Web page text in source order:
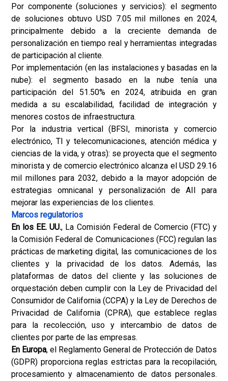
Por componente (soluciones y servicios): el segmento
de soluciones obtuvo USD 7.05 mil millones en 2024,
principalmente debido a la creciente demanda de
personalización en tiempo real y herramientas integradas
de participación al cliente.
Por implementación (en las instalaciones y basadas en la
nube): el segmento basado en la nube tenía una
participación del 51.50% en 2024, atribuida en gran
medida a su escalabilidad, facilidad de integración y
menores costos de infraestructura.
Por la industria vertical (BFSI, minorista y comercio
electrónico, TI y telecomunicaciones, atención médica y
ciencias de la vida, y otras): se proyecta que el segmento
minorista y de comercio electrónico alcanza el USD 29.16
mil millones para 2032, debido a la mayor adopción de
estrategias omnicanal y personalización de AII para
mejorar las experiencias de los clientes.
Marcos regulatorios
En los EE. UU., La Comisión Federal de Comercio (FTC) y
la Comisión Federal de Comunicaciones (FCC) regulan las
prácticas de marketing digital, las comunicaciones de los
clientes y la privacidad de los datos. Además, las
plataformas de datos del cliente y las soluciones de
orquestación deben cumplir con la Ley de Privacidad del
Consumidor de California (CCPA) y la Ley de Derechos de
Privacidad de California (CPRA), que establece reglas
para la recolección, uso y intercambio de datos de
clientes por parte de las empresas.
En Europa, el Reglamento General de Protección de Datos
(GDPR) proporciona reglas estrictas para la recopilación,
procesamiento y almacenamiento de datos personales.